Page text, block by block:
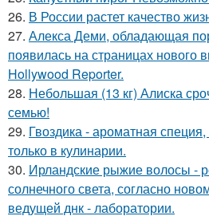
26. В России растет качество
27. Алекса Деми, обладающая
появилась на страницах нового
Hollywood Reporter.
28. Небольшая (13 кг) Алиска
семью!
29. Гвоздика - ароматная
только в кулинарии.
30. Ирландские рыжие волосы -
солнечного света, согласно
ведущей днк - лаборатории.